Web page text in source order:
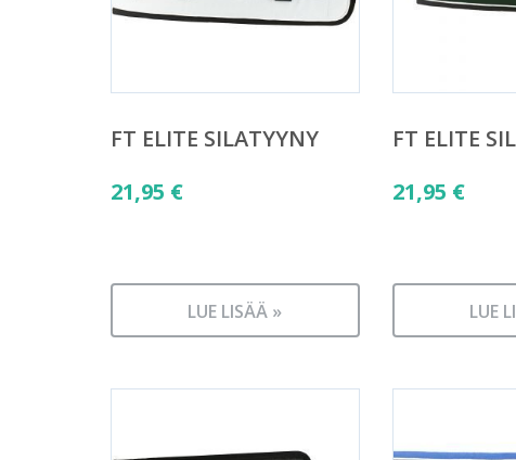
FT ELITE SILATYYNY
21,95 €
LUE LISÄÄ »
FT ELITE
21,95 €
LUE